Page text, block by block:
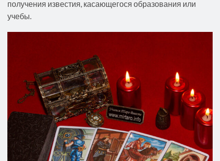
получения известия, касающегося образования или
учебы.